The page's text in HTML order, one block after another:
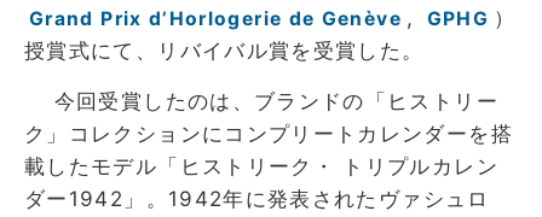
Grand Prix d’Horlogerie de Genève , GPHG ）
授賞式にて、リバイバル賞を受賞した。
今回受賞したのは、ブランドの「ヒストリー
ク」コレクションにコンプリートカレンダーを搭
載したモデル「ヒストリーク・ トリプルカレン
ダー1942」。1942年に発表されたヴァシュロ